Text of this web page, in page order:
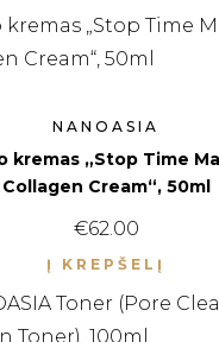
NANOASIA
kremas „Stop Time
Collagen Cream“, 50ml
€62.00
Į KREPŠELĮ